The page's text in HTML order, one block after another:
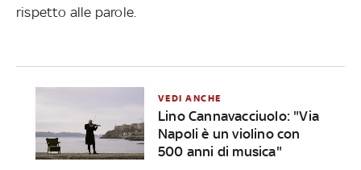
rispetto alle parole.
VEDI ANCHE
Lino Cannavacciuolo: "Via
Napoli è un violino con
500 anni di musica"